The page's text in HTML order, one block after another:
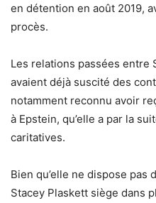
en détention en août 2019,
procès.
Les relations passées entre
avaient déjà suscité des
notamment reconnu avoir
à Epstein, qu’elle a par la
caritatives.
Bien qu’elle ne dispose pas
Stacey Plaskett siège dans